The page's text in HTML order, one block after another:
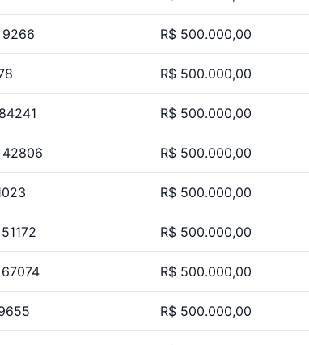
R$ 500.000,00
R$ 500.000,00
R$ 500.000,00
R$ 500.000,00
R$ 500.000,00
R$ 500.000,00
R$ 500.000,00
R$ 500.000,00